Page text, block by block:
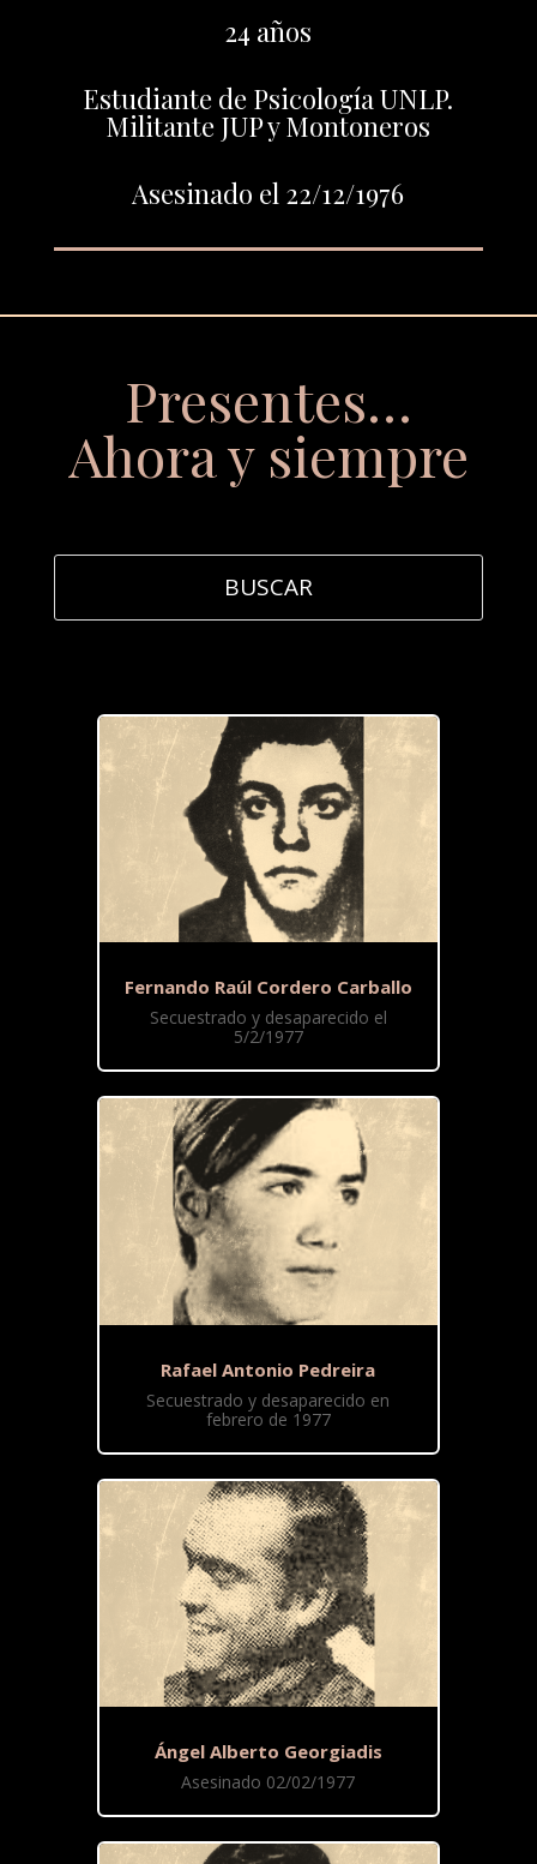
24 años
Estudiante de Psicología UNLP.
Militante JUP y Montoneros
Asesinado el 22/12/1976
Presentes…
Ahora y siempre
Fernando Raúl Cordero Carballo
Secuestrado y desaparecido el
5/2/1977
Rafael Antonio Pedreira
Secuestrado y desaparecido en
febrero de 1977
Ángel Alberto Georgiadis
Asesinado 02/02/1977